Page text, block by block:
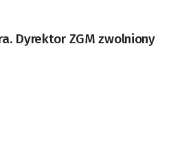
Dyrektor ZGM zwolniony